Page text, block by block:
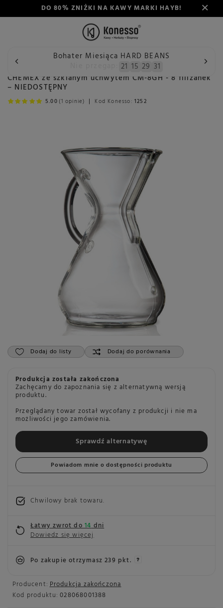
DO 80% ZNIŻKI NA KAWY MARKI HAYB!
Bohater Miesiąca HARD BEANS
21 15 29 30
Wstecz Konesso CHEMEX ze szklanym uchwytem CM-8GH
CHEMEX ze szklanym uchwytem CM-8GH - 8 filiżanek
– NIEDOSTĘPNY
5.00 (1 opinie) Kod Konesso: 1252
Dodaj do listy Dodaj do porównania
Producent: Produkcja zakończona
Kod produktu: 028068001388
Produkcja została zakończona
Zachęcamy do zapoznania się z alternatywną wersją
produktu.
Przeglądany towar został wycofany z produkcji i nie ma
możliwości jego zamówienia.
Sprawdź alternatywę
Powiadom mnie o dostępności produktu
Chwilowy brak towaru
Łatwy zwrot do14dni
Dowiedz się więcej
Po zakupie otrzymasz239 pkt.